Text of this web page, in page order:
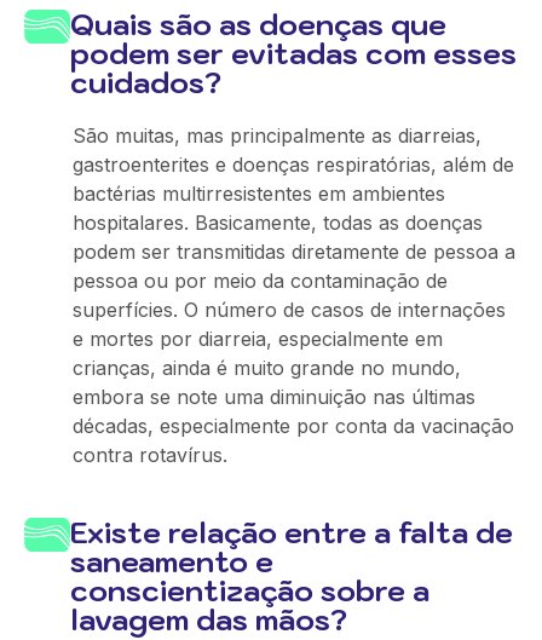
Quais são as doenças que
podem ser evitadas com esses
cuidados?
São muitas, mas principalmente as diarreias,
gastroenterites e doenças respiratórias, além de
bactérias multirresistentes em ambientes
hospitalares. Basicamente, todas as doenças
podem ser transmitidas diretamente de pessoa a
pessoa ou por meio da contaminação de
superfícies. O número de casos de internações
e mortes por diarreia, especialmente em
crianças, ainda é muito grande no mundo,
embora se note uma diminuição nas últimas
décadas, especialmente por conta da vacinação
contra rotavírus.
Existe relação entre a falta de
saneamento e
conscientização sobre a
lavagem das mãos?